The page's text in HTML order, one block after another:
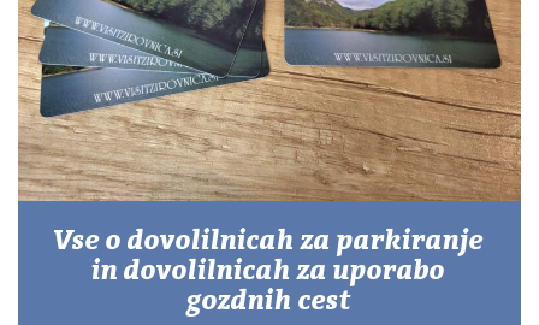
KAJ
OKUSITI
KJE
SPATI
ZA
ŠOLE
DOGODKI
Vse o dovolilnicah za parkiranje
in dovolilnicah za uporabo
gozdnih cest